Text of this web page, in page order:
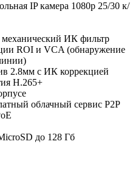
IP камера 1080p 25/30 к/
ИК фильтр
ROI и VCA (обнаружение
2.8мм с ИК коррекцией
H.265+
облачный сервис P2P
до 128 Гб